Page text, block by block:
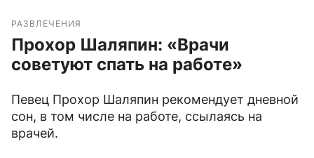
РАЗВЛЕЧЕНИЯ
Прохор Шаляпин: «Врачи
советуют спать на работе»
Певец Прохор Шаляпин рекомендует дневной
сон, в том числе на работе, ссылаясь на
врачей.